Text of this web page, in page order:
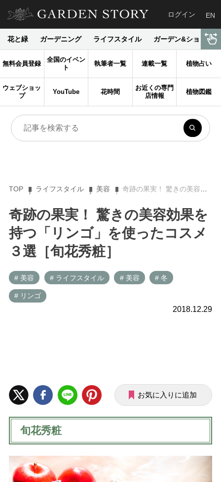
ログイン EN
花と緑 ガーデニング ライフスタイル ガーデン&ショップ
無料会員登録
全国のイベン
ト
執筆者一覧 連載一覧 植物占い
ウェブショッ
プ
YouTube 花時間
お近くの専門
店情報
植物図鑑
TOP ライフスタイル 美容 奇跡の果実！ 驚きの美容効果を持つ「リンゴ」を使ったコスメ３選［旬花秀粧］
奇跡の果実！ 驚きの美容効果を
持つ「リンゴ」を使ったコスメ
３選［旬花秀粧］
# 美容 # ライフスタイル # 美容 # 冬
# リンゴ
2018.12.29
お気に入りに追加
旬花秀粧